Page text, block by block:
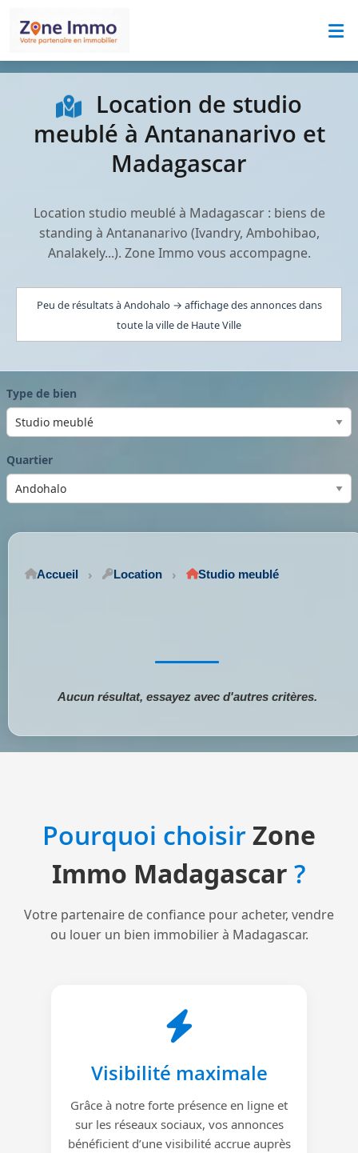
Location de studio
meublé à Antananarivo et
Madagascar
Location studio meublé à Madagascar : biens de
standing à Antananarivo (Ivandry, Ambohibao,
Analakely...). Zone Immo vous accompagne.
Peu de résultats à Andohalo → affichage des annonces dans
toute la ville de Haute Ville
Type de bien
Quartier
Accueil Location Studio meublé
Aucun résultat, essayez avec d'autres critères.
Pourquoi choisirZone
Immo Madagascar ?
Votre partenaire de confiance pour acheter, vendre
ou louer un bien immobilier à Madagascar.
Visibilité maximale
Grâce à notre forte présence en ligne et
sur les réseaux sociaux, vos annonces
bénéficient d’une visibilité accrue auprès